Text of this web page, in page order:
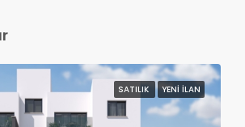
SATILIK YENI İLAN